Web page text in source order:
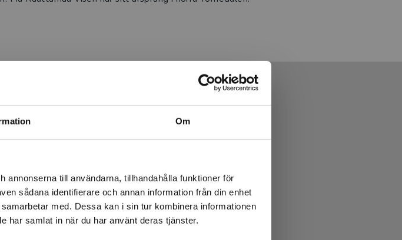
Om
annonserna till användarna, tillhandahålla funktioner för
sådana identifierare och annan information från din enhet
med. Dessa kan i sin tur kombinera informationen
har samlat in när du har använt deras tjänster.
studentlitteratur.se via en
inte leveranser utanför
ett köp måste
Läs mer